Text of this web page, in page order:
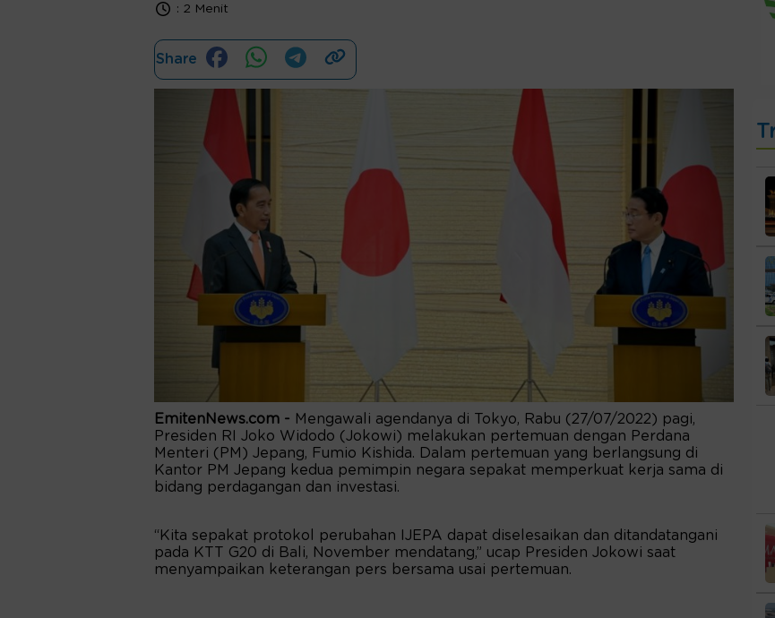
: 2 Menit
Share
EmitenNews.com - Mengawali agendanya di Tokyo, Rabu (27/07/2022) pagi,
Presiden RI Joko Widodo (Jokowi) melakukan pertemuan dengan Perdana
Menteri (PM) Jepang, Fumio Kishida. Dalam pertemuan yang berlangsung di
Kantor PM Jepang kedua pemimpin negara sepakat memperkuat kerja sama di
bidang perdagangan dan investasi.
“Kita sepakat protokol perubahan IJEPA dapat diselesaikan dan ditandatangani
pada KTT G20 di Bali, November mendatang,” ucap Presiden Jokowi saat
menyampaikan keterangan pers bersama usai pertemuan.